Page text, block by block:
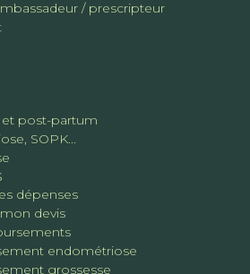
/ prescripteur
et post-partum
SOPK...
dépenses
devis
endométriose
grossesse